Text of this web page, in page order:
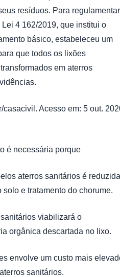
resíduos. Para regulamentar
4 162/2019, que institui o
básico, estabeleceu um
que todos os lixões
em aterros
casacivil. Acesso em: 5 out.
é necessária porque
aterros sanitários é reduzida
e tratamento do chorume.
viabilizará o
orgânica descartada no lixo.
envolve um custo mais
sanitários.